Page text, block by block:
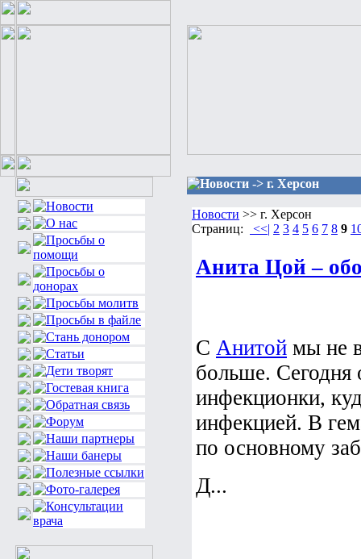
Новости -> г. Херсон
Новости >> г. Херсон
Страниц:
<<| 2 3 4 5 6 7 8 9
Анита Цой –
С Анитой мы не
больше. Сегодня
инфекционки,
инфекцией. В
по основному
Д...